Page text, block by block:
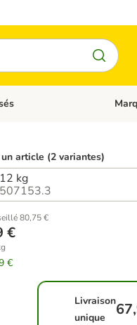
Autres animaux
article (2 variantes)
12 kg
507153.3
80,75 €
€
€
Livraison
unique